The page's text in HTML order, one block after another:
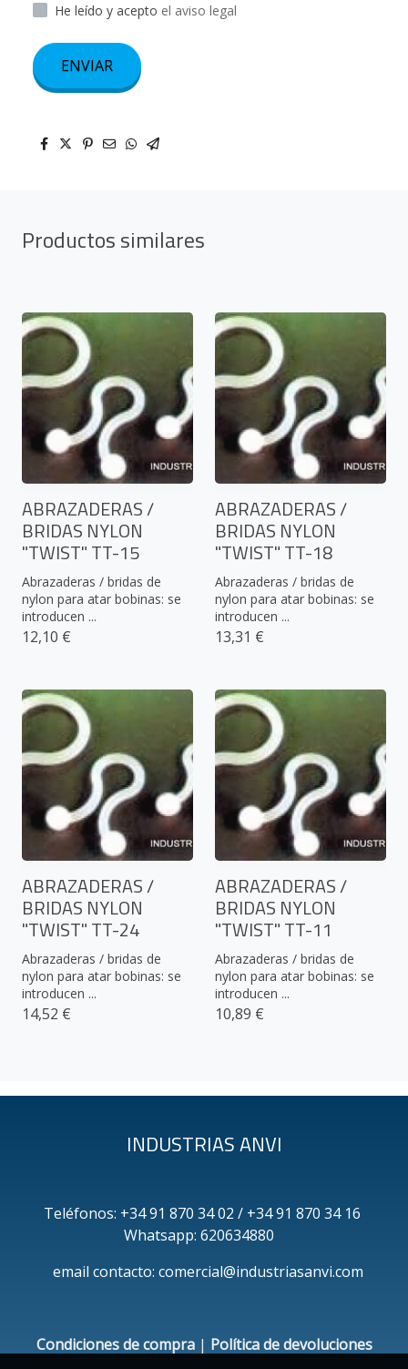
He leído y acepto el aviso legal
ENVIAR
Productos similares
ABRAZADERAS /
BRIDAS NYLON
"TWIST" TT-15
Abrazaderas / bridas de
nylon para atar bobinas: se
introducen ...
12,10 €
ABRAZADERAS /
BRIDAS NYLON
"TWIST" TT-18
Abrazaderas / bridas de
nylon para atar bobinas: se
introducen ...
13,31 €
ABRAZADERAS /
BRIDAS NYLON
"TWIST" TT-24
Abrazaderas / bridas de
nylon para atar bobinas: se
introducen ...
14,52 €
ABRAZADERAS /
BRIDAS NYLON
"TWIST" TT-11
Abrazaderas / bridas de
nylon para atar bobinas: se
introducen ...
10,89 €
INDUSTRIAS ANVI
Teléfonos: +34 91 870 34 02 / +34 91 870 34 16
Whatsapp: 620634880
email contacto: comercial@industriasanvi.com
Condiciones de compra| Política de devoluciones